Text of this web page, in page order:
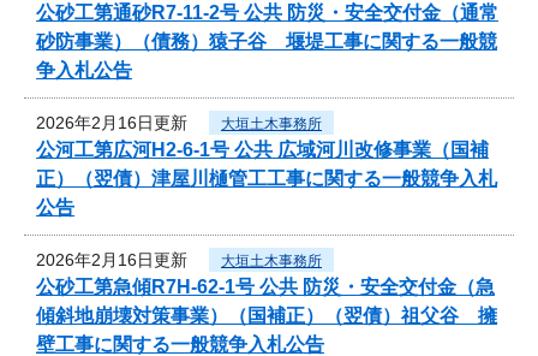
公砂工第通砂R7-11-2号 公共 防災・安全交付金（通常
砂防事業）（債務）猿子谷 堰堤工事に関する一般競
争入札公告
2026年2月16日更新 大垣土木事務所
公河工第広河H2-6-1号 公共 広域河川改修事業（国補
正）（翌債）津屋川樋管工工事に関する一般競争入札
公告
2026年2月16日更新 大垣土木事務所
公砂工第急傾R7H-62-1号 公共 防災・安全交付金（急
傾斜地崩壊対策事業）（国補正）（翌債）祖父谷 擁
壁工事に関する一般競争入札公告